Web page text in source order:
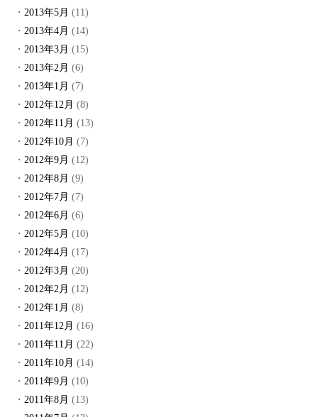
2013年5月 (11)
2013年4月 (14)
2013年3月 (15)
2013年2月 (6)
2013年1月 (7)
2012年12月 (8)
2012年11月 (13)
2012年10月 (7)
2012年9月 (12)
2012年8月 (9)
2012年7月 (7)
2012年6月 (6)
2012年5月 (10)
2012年4月 (17)
2012年3月 (20)
2012年2月 (12)
2012年1月 (8)
2011年12月 (16)
2011年11月 (22)
2011年10月 (14)
2011年9月 (10)
2011年8月 (13)